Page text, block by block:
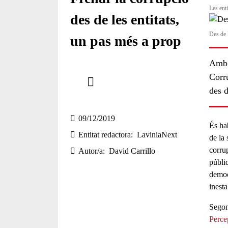
des de les entitats,
un pas més a prop
09/12/2019
Entitat redactora
LaviniaNext
Autor/a
David Carrillo
Les
Des de
des
És
de la